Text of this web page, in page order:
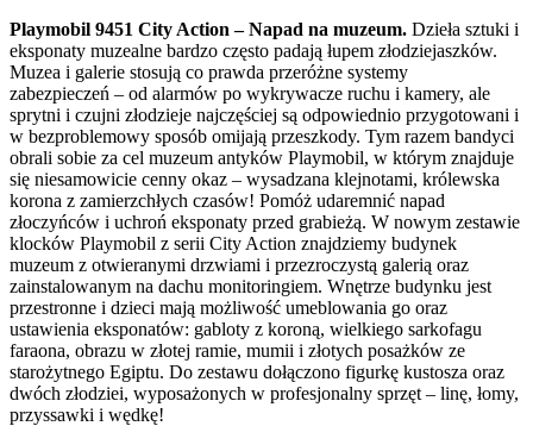
Playmobil 9451 City Action – Napad na muzeum. Dzieła sztuki i
eksponaty muzealne bardzo często padają łupem złodziejaszków.
Muzea i galerie stosują co prawda przeróżne systemy
zabezpieczeń – od alarmów po wykrywacze ruchu i kamery, ale
sprytni i czujni złodzieje najczęściej są odpowiednio przygotowani i
w bezproblemowy sposób omijają przeszkody. Tym razem bandyci
obrali sobie za cel muzeum antyków Playmobil, w którym znajduje
się niesamowicie cenny okaz – wysadzana klejnotami, królewska
korona z zamierzchłych czasów! Pomóż udaremnić napad
złoczyńców i uchroń eksponaty przed grabieżą. W nowym zestawie
klocków Playmobil z serii City Action znajdziemy budynek
muzeum z otwieranymi drzwiami i przezroczystą galerią oraz
zainstalowanym na dachu monitoringiem. Wnętrze budynku jest
przestronne i dzieci mają możliwość umeblowania go oraz
ustawienia eksponatów: gabloty z koroną, wielkiego sarkofagu
faraona, obrazu w złotej ramie, mumii i złotych posażków ze
starożytnego Egiptu. Do zestawu dołączono figurkę kustosza oraz
dwóch złodziei, wyposażonych w profesjonalny sprzęt – linę, łomy,
przyssawki i wędkę!